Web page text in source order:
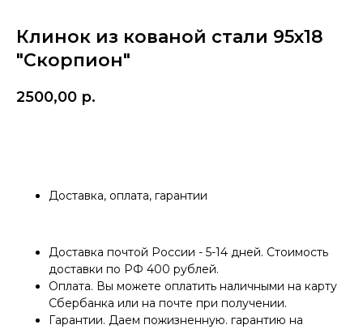
Клинок из кованой стали 95х18
"Скорпион"
2500,00 р.
Доставка, оплата, гарантии
Доставка почтой России - 5-14 дней. Стоимость
доставки по РФ 400 рублей.
Оплата. Вы можете оплатить наличными на карту
Сбербанка или на почте при получении.
Гарантии. Даем пожизненную. гарантию на